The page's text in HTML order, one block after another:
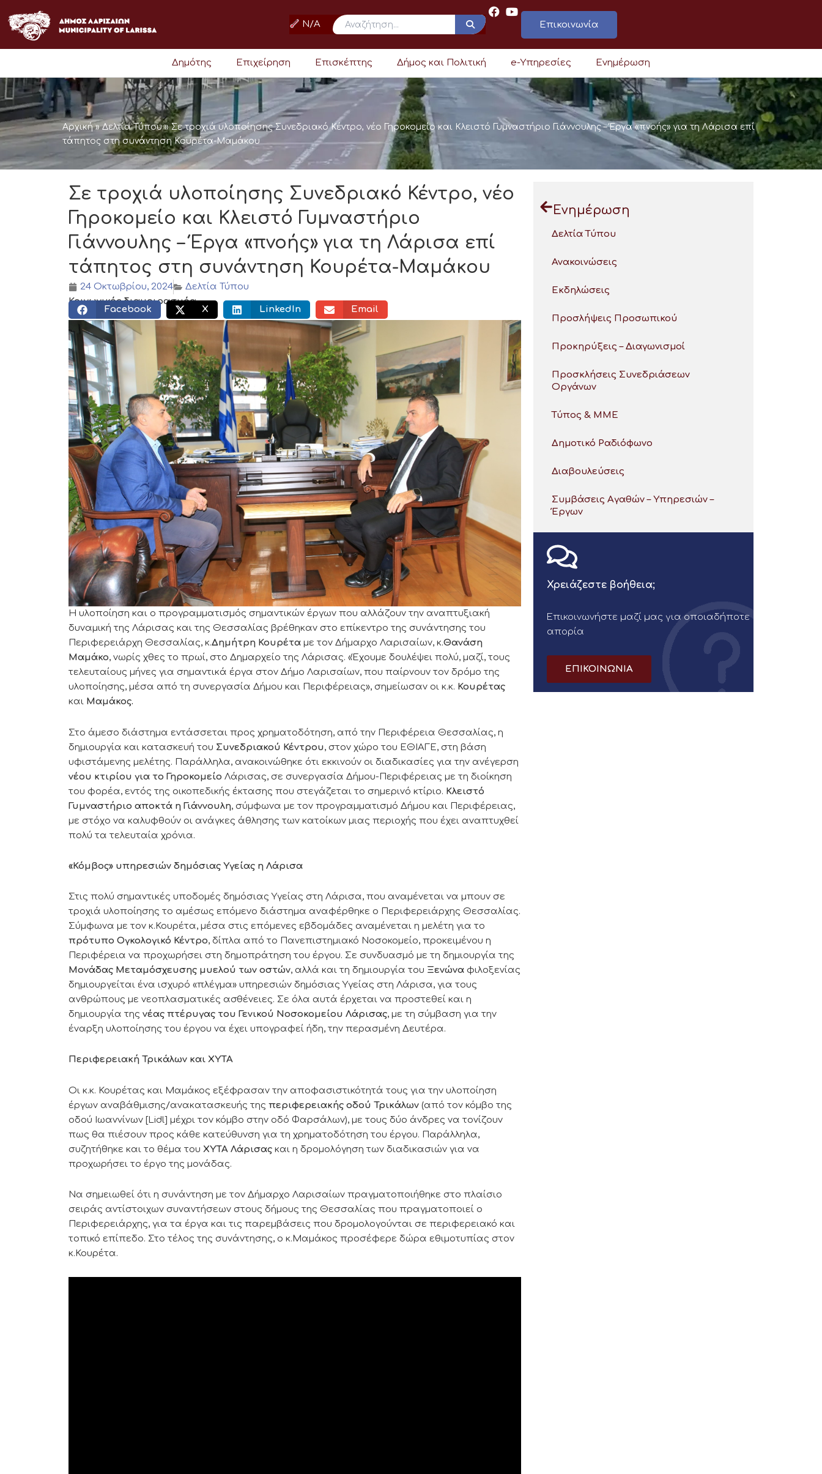
στο
περιεχόμενο
N/A Επικοινωνία
Δημότης Επιχείρηση Επισκέπτης Δήμος και Πολιτική e-Υπηρεσίες Ενημέρωση
Αρχική»Δελτία Τύπου»Σε τροχιά υλοποίησης Συνεδριακό Κέντρο, νέο Γηροκομείο και Κλειστό Γυμναστήριο Γιάννουλης – Έργα «πνοής» για τη Λάρισα επί
τάπητος στη συνάντηση Κουρέτα-Μαμάκου
Σε τροχιά υλοποίησης Συνεδριακό Κέντρο, νέο
Γηροκομείο και Κλειστό Γυμναστήριο
Γιάννουλης – Έργα «πνοής» για τη Λάρισα επί
τάπητος στη συνάντηση Κουρέτα-Μαμάκου
24 Οκτωβρίου, 2024
Δελτία Τύπου
Κοινωνικός διαμοιρασμός:
Facebook X LinkedIn Email
Η υλοποίηση και ο προγραμματισμός σημαντικών έργων που αλλάζουν την αναπτυξιακή
δυναμική της Λάρισας και της Θεσσαλίας βρέθηκαν στο επίκεντρο της συνάντησης του
Περιφερειάρχη Θεσσαλίας, κ.Δημήτρη Κουρέτα με τον Δήμαρχο Λαρισαίων, κ.Θανάση
Μαμάκο, νωρίς χθες το πρωί, στο Δημαρχείο της Λάρισας. «Έχουμε δουλέψει πολύ, μαζί, τους
τελευταίους μήνες για σημαντικά έργα στον Δήμο Λαρισαίων, που παίρνουν τον δρόμο της
υλοποίησης, μέσα από τη συνεργασία Δήμου και Περιφέρειας», σημείωσαν οι κ.κ. Κουρέτας
και Μαμάκος.
Στο άμεσο διάστημα εντάσσεται προς χρηματοδότηση, από την Περιφέρεια Θεσσαλίας, η
δημιουργία και κατασκευή του Συνεδριακού Κέντρου, στον χώρο του ΕΘΙΑΓΕ, στη βάση
υφιστάμενης μελέτης. Παράλληλα, ανακοινώθηκε ότι εκκινούν οι διαδικασίες για την ανέγερση
νέου κτιρίου για το Γηροκομείο Λάρισας, σε συνεργασία Δήμου-Περιφέρειας με τη διοίκηση
του φορέα, εντός της οικοπεδικής έκτασης που στεγάζεται το σημερινό κτίριο. Κλειστό
Γυμναστήριο αποκτά η Γιάννουλη, σύμφωνα με τον προγραμματισμό Δήμου και Περιφέρειας,
με στόχο να καλυφθούν οι ανάγκες άθλησης των κατοίκων μιας περιοχής που έχει αναπτυχθεί
πολύ τα τελευταία χρόνια.
«Κόμβος» υπηρεσιών δημόσιας Υγείας η Λάρισα
Στις πολύ σημαντικές υποδομές δημόσιας Υγείας στη Λάρισα, που αναμένεται να μπουν σε
τροχιά υλοποίησης το αμέσως επόμενο διάστημα αναφέρθηκε ο Περιφερειάρχης Θεσσαλίας.
Σύμφωνα με τον κ.Κουρέτα, μέσα στις επόμενες εβδομάδες αναμένεται η μελέτη για το
πρότυπο Ογκολογικό Κέντρο, δίπλα από το Πανεπιστημιακό Νοσοκομείο, προκειμένου η
Περιφέρεια να προχωρήσει στη δημοπράτηση του έργου. Σε συνδυασμό με τη δημιουργία της
Μονάδας Μεταμόσχευσης μυελού των οστών, αλλά και τη δημιουργία του Ξενώνα φιλοξενίας
δημιουργείται ένα ισχυρό «πλέγμα» υπηρεσιών δημόσιας Υγείας στη Λάρισα, για τους
ανθρώπους με νεοπλασματικές ασθένειες. Σε όλα αυτά έρχεται να προστεθεί και η
δημιουργία της νέας πτέρυγας του Γενικού Νοσοκομείου Λάρισας, με τη σύμβαση για την
έναρξη υλοποίησης του έργου να έχει υπογραφεί ήδη, την περασμένη Δευτέρα.
Περιφερειακή Τρικάλων και ΧΥΤΑ
Οι κ.κ. Κουρέτας και Μαμάκος εξέφρασαν την αποφασιστικότητά τους για την υλοποίηση
έργων αναβάθμισης/ανακατασκευής της περιφερειακής οδού Τρικάλων (από τον κόμβο της
οδού Ιωαννίνων [Lidl] μέχρι τον κόμβο στην οδό Φαρσάλων), με τους δύο άνδρες να τονίζουν
πως θα πιέσουν προς κάθε κατεύθυνση για τη χρηματοδότηση του έργου. Παράλληλα,
συζητήθηκε και το θέμα του ΧΥΤΑ Λάρισας και η δρομολόγηση των διαδικασιών για να
προχωρήσει το έργο της μονάδας.
Να σημειωθεί ότι η συνάντηση με τον Δήμαρχο Λαρισαίων πραγματοποιήθηκε στο πλαίσιο
σειράς αντίστοιχων συναντήσεων στους δήμους της Θεσσαλίας που πραγματοποιεί ο
Περιφερειάρχης, για τα έργα και τις παρεμβάσεις που δρομολογούνται σε περιφερειακό και
τοπικό επίπεδο. Στο τέλος της συνάντησης, ο κ.Μαμάκος προσέφερε δώρα εθιμοτυπίας στον
κ.Κουρέτα.
Ενημέρωση
Δελτία Τύπου
Ανακοινώσεις
Εκδηλώσεις
Προσλήψεις Προσωπικού
Προκηρύξεις – Διαγωνισμοί
Προσκλήσεις Συνεδριάσεων
Οργάνων
Τύπος & ΜΜΕ
Δημοτικό Ραδιόφωνο
Διαβουλεύσεις
Συμβάσεις Αγαθών – Υπηρεσιών –
Έργων
Χρειάζεστε βοήθεια;
Επικοινωνήστε μαζί μας για οποιαδήποτε
απορία
ΕΠΙΚΟΙΝΩΝΙΑ